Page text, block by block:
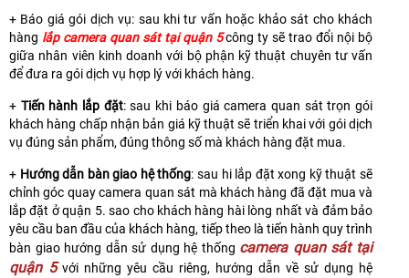
+ Báo giá gói dịch vụ: sau khi tư vấn hoặc khảo sát cho khách
hàng lắp camera quan sát tại quận 5công ty sẽ trao đổi nội bộ
giữa nhân viên kinh doanh với bộ phận kỹ thuật chuyên tư vấn
để đưa ra gói dịch vụ hợp lý với khách hàng.
+ Tiến hành lắp đặt: sau khi báo giá camera quan sát trọn gói
khách hàng chấp nhận bản giá kỹ thuật sẽ triển khai với gói dịch
vụ đúng sản phẩm, đúng thông số mà khách hàng đặt mua.
+ Hướng dẫn bàn giao hệ thống: sau hi lắp đặt xong kỹ thuật sẽ
chỉnh góc quay camera quan sát mà khách hàng đã đặt mua và
lắp đặt ở quận 5. sao cho khách hàng hài lòng nhất và đảm bảo
yêu cầu ban đầu của khách hàng, tiếp theo là tiến hành quy trình
bàn giao hướng dẫn sử dụng hệ thống camera quan sát tại
quận 5với những yêu cầu riêng, hướng dẫn về sử dụng hệ